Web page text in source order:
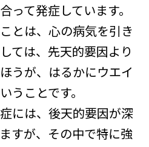
って発症しています。
とは、心の病気を引き
ては、先天的要因より
うが、はるかにウエイ
うことです。
には、後天的要因が深
すが、その中で特に強